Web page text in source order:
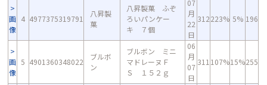
画
像
4 4977375319791
八昇製
菓
八昇製菓 ふぞ
ろいパンケー
キ ７個
07
月
22
日
312223% 5% 196
画
像
5 4901360348022
ブルボ
ン
ブルボン ミニ
マドレーヌＦ
Ｓ １５２ｇ
06
月
07
日
311 107%15%255